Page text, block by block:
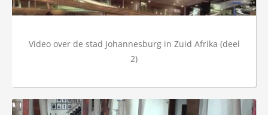
Video over de stad Johannesburg in Zuid Afrika (deel
2)